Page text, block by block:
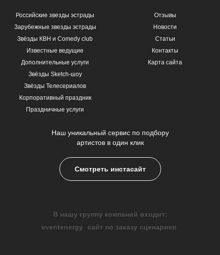
Российские звезды эстрады
Зарубежные звезды эстрады
Звёзды КВН и Comedy club
Известные ведущие
Дополнительные услуги
Звёзды Sketch-шоу
Звёзды Телесериалов
Корпоративный праздник
Праздничные услуги
Отзывы
Новости
Статьи
Контакты
Карта сайта
Наш уникальный сервис по подбору
артистов в один клик
Смотреть инстасайт
В нашу группу компаний входит:
eventenergy
сайт по заказу сценариев